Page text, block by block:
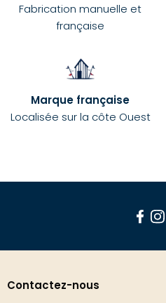
Fabrication manuelle et
française
Marque française
Localisée sur la côte Ouest
Contactez-nous